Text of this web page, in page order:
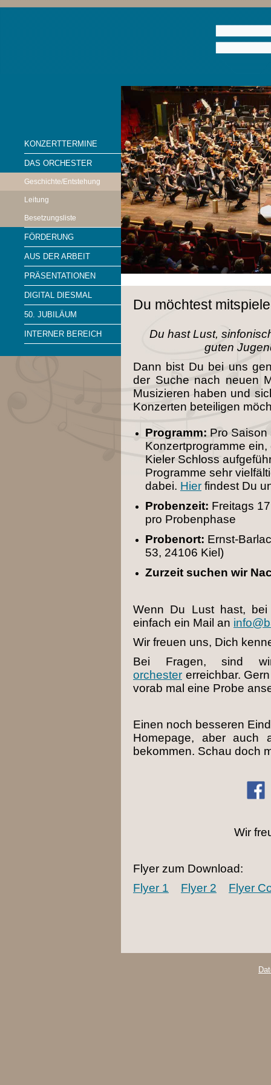
KONZERTTERMINE
DAS ORCHESTER
Geschichte/Entstehung
Leitung
Besetzungsliste
FÖRDERUNG
AUS DER ARBEIT
PRÄSENTATIONEN
DIGITAL DIESMAL
50. JUBILÄUM
INTERNER BEREICH
Du möchtest
Du hast Lust,
guten
Dann bist Du bei uns
der Suche nach neuen
Musizieren haben und
Konzerten beteiligen
Programm: Pro Saison
Konzertprogramme
Kieler Schloss
Programme sehr
dabei. Hier findest Du
Probenzeit: Freitags
pro Probenphase
Probenort: Ernst-
53, 24106 Kiel)
Zurzeit suchen wir
Wenn Du Lust hast,
einfach ein Mail an
Wir freuen uns, Dich
Bei Fragen, sind
orchester erreichbar.
vorab mal eine Probe
Einen noch besseren
Homepage, aber auch
bekommen. Schau doch
Wir
Flyer zum Download:
Flyer 1
Flyer 2 Flyer